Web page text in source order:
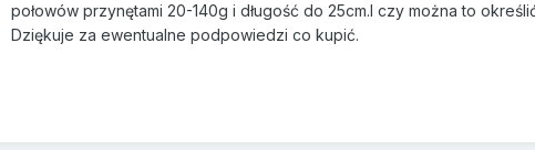
połowów przynętami 20-140g i długość do 25cm.I czy można to
Dziękuje za ewentualne podpowiedzi co kupić.